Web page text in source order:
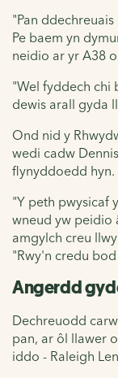
"Pan
Pe baem yn
neidio ar yr A38
"Wel fyddech chi
dewis arall gyda
Ond nid y
wedi cadw
flynyddoedd hyn.
"Y peth pwysicaf
wneud yw peidio
amgylch creu
"Rwy'n credu
Angerdd
Dechreuodd
pan, ar ôl llawer
iddo - Raleigh